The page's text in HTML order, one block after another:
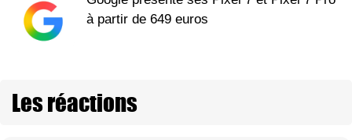
à partir de 649 euros
Les réactions